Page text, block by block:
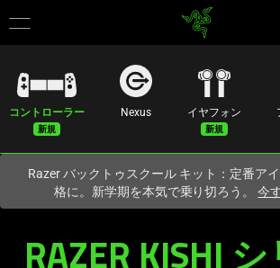
サイトにアクセスしています.
コントローラー Nexus イヤフォン
Razer バックトゥスクール キット：定番ア
格に。新学期を本気で乗り切ろう。今
RAZER KISHI シ